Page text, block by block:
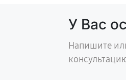
У Вас
Напишите